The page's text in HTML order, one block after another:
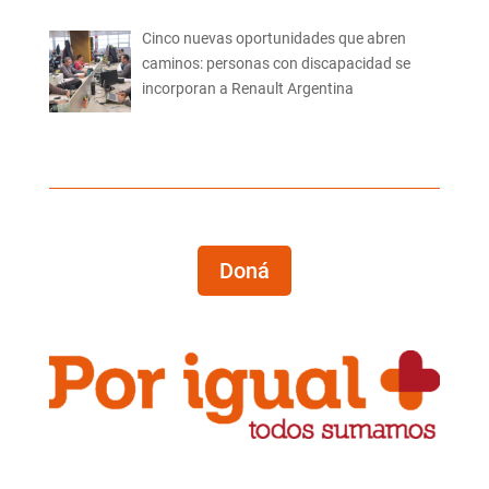
Cinco nuevas oportunidades que abren
caminos: personas con discapacidad se
incorporan a Renault Argentina
Doná